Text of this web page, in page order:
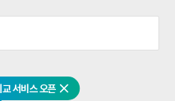
서비스 오픈 닫기